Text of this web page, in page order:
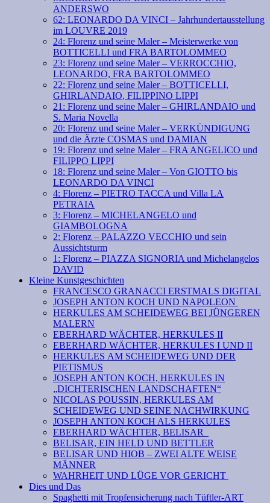
ANDERSWO
62: LEONARDO DA VINCI – Jahrhundertausstellung
im LOUVRE 2019
24: Florenz und seine Maler – Meisterwerke von
BOTTICELLI und FRA BARTOLOMMEO
23: Florenz und seine Maler – VERROCCHIO,
LEONARDO, FRA BARTOLOMMEO
22: Florenz und seine Maler – BOTTICELLI,
GHIRLANDAIO, FILIPPINO LIPPI
21: Florenz und seine Maler – GHIRLANDAIO und
S. Maria Novella
20: Florenz und seine Maler – VERKÜNDIGUNG
und die Ärzte COSMAS und DAMIAN
19: Florenz und seine Maler – FRA ANGELICO und
FILIPPO LIPPI
18: Florenz und seine Maler – Von GIOTTO bis
LEONARDO DA VINCI
4: Florenz – PIETRO TACCA und Villa LA
PETRAIA
3: Florenz – MICHELANGELO und
GIAMBOLOGNA
2: Florenz – PALAZZO VECCHIO und sein
Aussichtsturm
1: Florenz – PIAZZA SIGNORIA und Michelangelos
DAVID
Kleine Kunstgeschichten
FRANCESCO GRANACCI ERSTMALS DIGITAL
JOSEPH ANTON KOCH UND NAPOLEON
HERKULES AM SCHEIDEWEG BEI JÜNGEREN
MALERN
EBERHARD WÄCHTER, HERKULES II
EBERHARD WÄCHTER, HERKULES I UND II
HERKULES AM SCHEIDEWEG UND DER
PIETISMUS
JOSEPH ANTON KOCH, HERKULES IN
„DICHTERISCHEN LANDSCHAFTEN“
NICOLAS POUSSIN, HERKULES AM
SCHEIDEWEG UND SEINE NACHWIRKUNG
JOSEPH ANTON KOCH ALS HERKULES
EBERHARD WÄCHTER, BELISAR
BELISAR, EIN HELD UND BETTLER
BELISAR UND HIOB – ZWEI ALTE WEISE
MÄNNER
WAHRHEIT UND LÜGE VOR GERICHT
Dies und Das
Spaghetti mit Tropfensicherung nach Tüftler-ART